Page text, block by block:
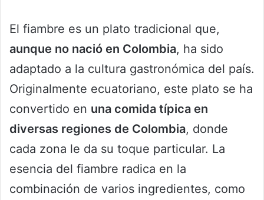
El fiambre es un plato tradicional que,
aunque no nació en Colombia, ha sido
adaptado a la cultura gastronómica del país.
Originalmente ecuatoriano, este plato se ha
convertido en una comida típica en
diversas regiones de Colombia, donde
cada zona le da su toque particular. La
esencia del fiambre radica en la
combinación de varios ingredientes, como